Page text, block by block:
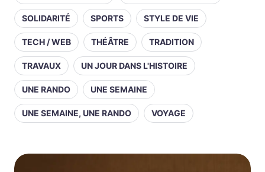
SOLIDARITÉ SPORTS STYLE DE VIE
TECH / WEB THÉÂTRE TRADITION
TRAVAUX UN JOUR DANS L'HISTOIRE
UNE RANDO UNE SEMAINE
UNE SEMAINE, UNE RANDO VOYAGE